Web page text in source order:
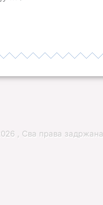
, Сва права задржана